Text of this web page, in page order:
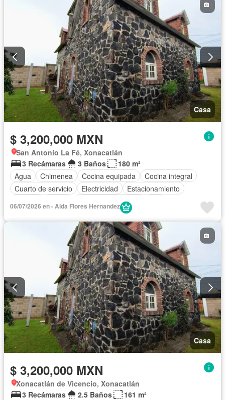
Casa
$ 3,200,000 MXN
San Antonio La Fé, Xonacatlán
3 Recámaras
3 Baños
180 m²
Agua
Chimenea Cocina equipada
Cocina integral
Cuarto de servicio
Electricidad
Estacionamiento
Televisión por cable
06/07/2026 en - Aida Flores Hernandez
Casa
$ 3,200,000 MXN
Xonacatlán de Vicencio, Xonacatlán
3 Recámaras
2.5 Baños
161 m²